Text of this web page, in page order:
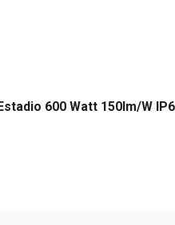
600 Watt 150lm/w